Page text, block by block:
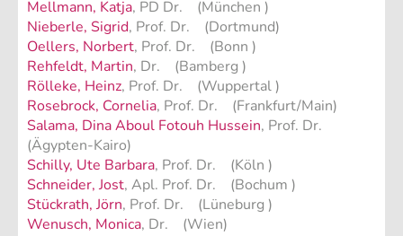
Mellmann, Katja, PD Dr. (München )
Nieberle, Sigrid, Prof. Dr. (Dortmund)
Oellers, Norbert, Prof. Dr. (Bonn )
Rehfeldt, Martin, Dr. (Bamberg )
Rölleke, Heinz, Prof. Dr. (Wuppertal )
Rosebrock, Cornelia, Prof. Dr. (Frankfurt/Main)
Salama, Dina Aboul Fotouh Hussein, Prof. Dr.
(Ägypten-Kairo)
Schilly, Ute Barbara, Prof. Dr. (Köln )
Schneider, Jost, Apl. Prof. Dr. (Bochum )
Stückrath, Jörn, Prof. Dr. (Lüneburg )
Wenusch, Monica, Dr. (Wien)